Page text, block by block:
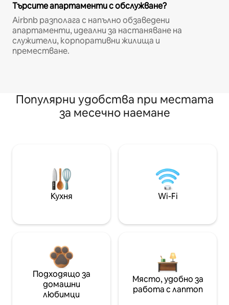
Търсите апартаменти с обслужване?
Airbnb разполага с напълно обзаведени
апартаменти, идеални за настаняване на
служители, корпоративни жилища и
преместване.
Популярни удобства при местата
за месечно наемане
Кухня Wi-Fi
Подходящо за
домашни
любимци
Място, удобно за
работа с лаптоп